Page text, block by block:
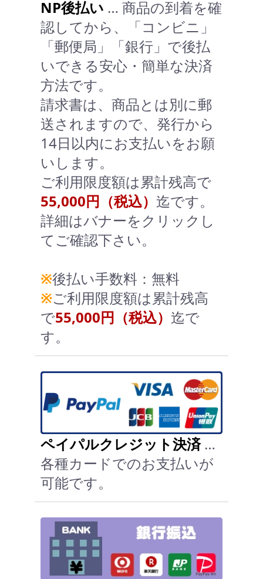
NP後払い … 商品の到着を確
認してから、「コンビニ」
「郵便局」「銀行」で後払
いできる安心・簡単な決済
方法です。
請求書は、商品とは別に郵
送されますので、発行から
14日以内にお支払いをお願
いします。
ご利用限度額は累計残高で
55,000円（税込） 迄です。
詳細はバナーをクリックし
てご確認下さい。
※後払い手数料：無料
※ご利用限度額は累計残高
で55,000円（税込） 迄で
す。
ペイパルクレジット決済…
各種カードでのお支払いが
可能です。